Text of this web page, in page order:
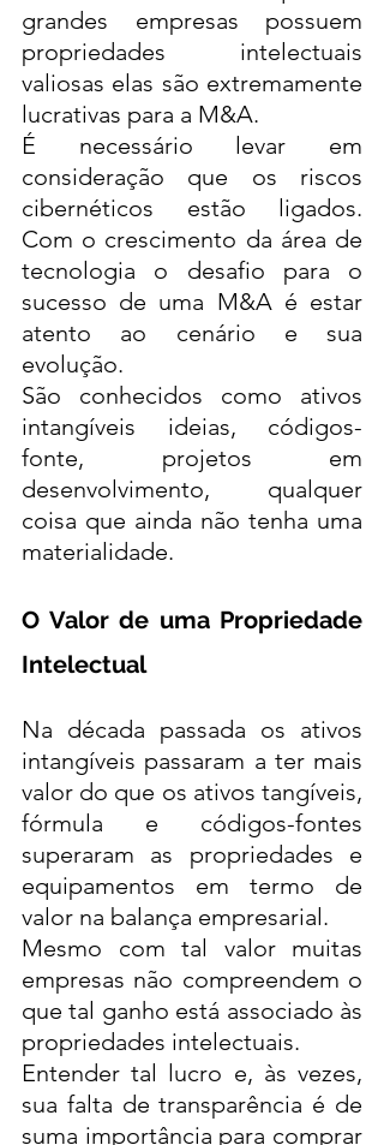
grandes empresas possuem
propriedades intelectuais
valiosas elas são extremamente
lucrativas para a M&A.
É necessário levar em
consideração que os riscos
cibernéticos estão ligados.
Com o crescimento da área de
tecnologia o desafio para o
sucesso de uma M&A é estar
atento ao cenário e sua
evolução.
São conhecidos como ativos
intangíveis ideias, códigos-
fonte, projetos em
desenvolvimento, qualquer
coisa que ainda não tenha uma
materialidade.
O Valor de uma Propriedade
Intelectual
Na década passada os ativos
intangíveis passaram a ter mais
valor do que os ativos tangíveis,
fórmula e códigos-fontes
superaram as propriedades e
equipamentos em termo de
valor na balança empresarial.
Mesmo com tal valor muitas
empresas não compreendem o
que tal ganho está associado às
propriedades intelectuais.
Entender tal lucro e, às vezes,
sua falta de transparência é de
suma importância para comprar